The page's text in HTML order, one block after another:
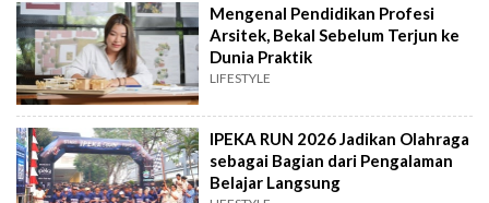
Mengenal Pendidikan Profesi
Arsitek, Bekal Sebelum Terjun ke
Dunia Praktik
LIFESTYLE
IPEKA RUN 2026 Jadikan Olahraga
sebagai Bagian dari Pengalaman
Belajar Langsung